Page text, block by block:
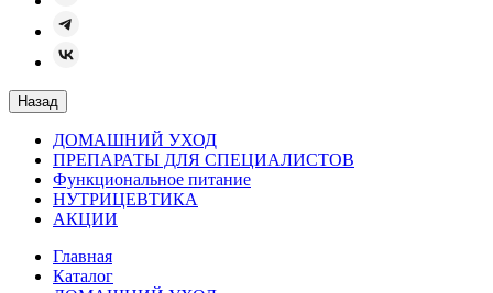
Назад
ДОМАШНИЙ УХОД
ПРЕПАРАТЫ ДЛЯ СПЕЦИАЛИСТОВ
Функциональное питание
НУТРИЦЕВТИКА
АКЦИИ
Главная
Каталог